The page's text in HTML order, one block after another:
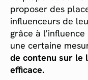
proposer des
influenceurs de
grâce à
une certaine
de contenu sur le
efficace.